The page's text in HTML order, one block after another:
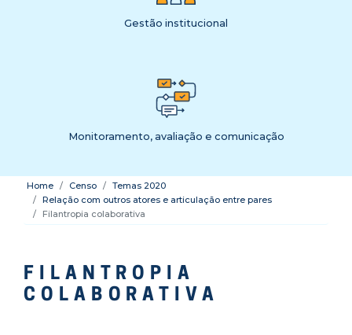
Gestão institucional
Monitoramento, avaliação e comunicação
Home Censo
Temas 2020
Relação com outros atores e articulação entre pares
Filantropia colaborativa
FILANTROPIA
COLABORATIVA